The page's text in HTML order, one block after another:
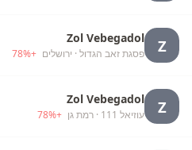
Z
Zol Vebegadol
פסגת זאב הגדול · ירושלים +
78%
Z
Zol Vebegadol
עוזיאל 111 · רמת גן +
78%